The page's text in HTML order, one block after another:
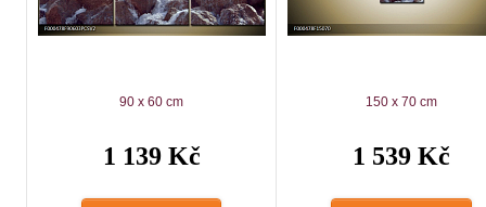
90 x 60 cm
1 139 Kč
150 x 70 cm
1 539 Kč